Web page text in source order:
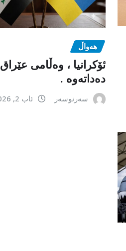
هەواڵ
ئۆکرانیا ، وەڵامی عێراق
دەداتەوە .
سەرنوسەر ئاب 2, 2026